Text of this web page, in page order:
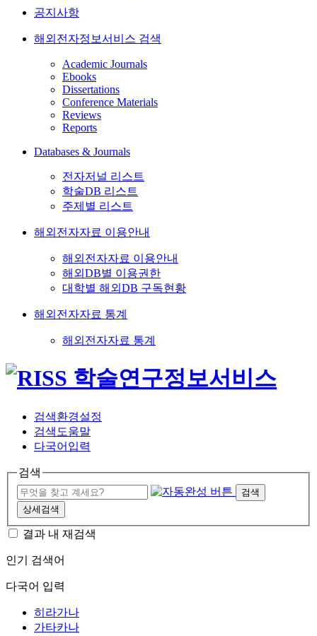
공지사항
해외전자정보서비스 검색
Academic Journals
Ebooks
Dissertations
Conference Materials
Reviews
Reports
Databases & Journals
전자저널 리스트
학술DB 리스트
주제별 리스트
해외전자자료 이용안내
해외전자자료 이용안내
해외DB별 이용권한
대학별 해외DB 구독현황
해외전자자료 통계
해외전자자료 통계
검색환경설정
검색도움말
다국어입력
검색
검색
상세검색
결과 내 재검색
인기 검색어
다국어 입력
히라가나
가타카나